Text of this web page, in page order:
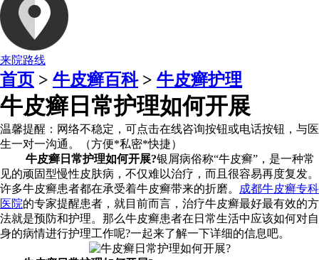
来院路线
首页 > 牛皮癣百科> 牛皮癣护理
牛皮癣日常护理如何开展
温馨提醒： 网络不稳定，可点击在线咨询按钮或电话按钮，与医
生一对一沟通。（方便*私密*快捷）
牛皮癣日常护理如何开展?银屑病俗称“牛皮癣”，是一种常
见的顽固型慢性皮肤病，不仅难以治疗，而且很容易再度复发。
许多牛皮癣患者都在承受着牛皮癣带来的折磨。
成都牛皮癣专科
医院的专家提醒患者，就目前而言，治疗牛皮癣最好最有效的方
法就是预防和护理。那么牛皮癣患者在日常生活中应该如何对自
身的病情进行护理工作呢?一起来了解一下详细的信息吧。